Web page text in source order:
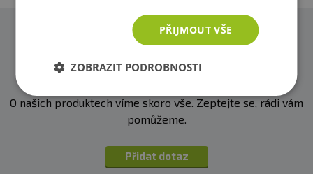
Dotazy
Zeptejte se, rádi vám pomůžeme
O našich produktech víme skoro vše. Zeptejte se, rádi vám
pomůžeme.
Přidat dotaz
PŘIJMOUT VŠE
ZOBRAZIT PODROBNOSTI